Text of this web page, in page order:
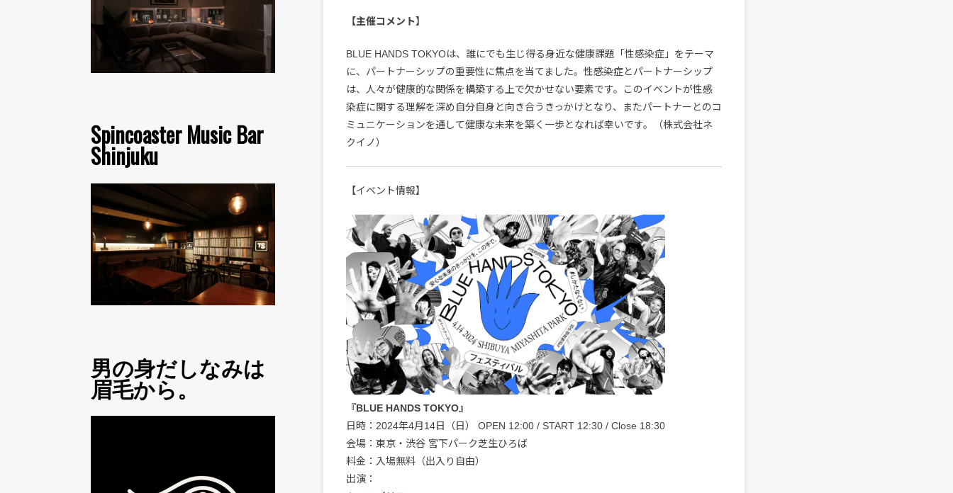
Spincoaster Music Bar
Shinjuku
男の身だしなみは
眉毛から。
【主催コメント】
BLUE HANDS TOKYOは、誰にでも生じ得る身近な健康課題「性感染症」をテーマ
に、パートナーシップの重要性に焦点を当てました。性感染症とパートナーシップ
は、人々が健康的な関係を構築する上で欠かせない要素です。このイベントが性感
染症に関する理解を深め自分自身と向き合うきっかけとなり、またパートナーとのコ
ミュニケーションを通して健康な未来を築く一歩となれば幸いです。（株式会社ネ
クイノ）
【イベント情報】
『BLUE HANDS TOKYO』
日時：2024年4月14日（日） OPEN 12:00 / START 12:30 / Close 18:30
会場：東京・渋谷 宮下パーク芝生ひろば
料金：入場無料（出入り自由）
出演：